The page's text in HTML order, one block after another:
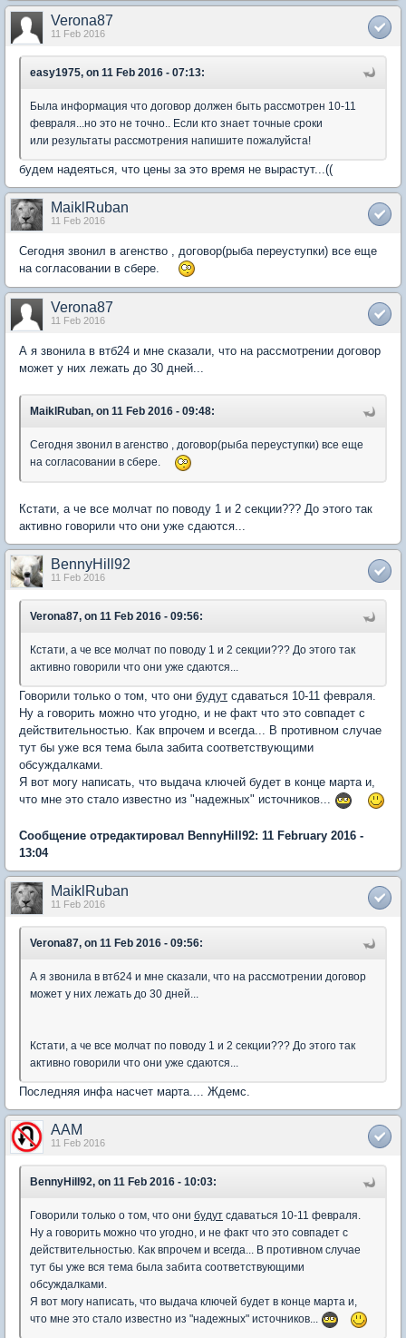
Verona87
11 Feb 2016
easy1975, on 11 Feb 2016 - 07:13:
Была информация что договор должен быть рассмотрен 10-11
февраля...но это не точно.. Если кто знает точные сроки
или результаты рассмотрения напишите пожалуйста!
будем надеяться, что цены за это время не вырастут...((
MaiklRuban
11 Feb 2016
Сегодня звонил в агенство , договор(рыба переуступки) все еще
на согласовании в сбере.
Verona87
11 Feb 2016
А я звонила в втб24 и мне сказали, что на рассмотрении договор
может у них лежать до 30 дней...
MaiklRuban, on 11 Feb 2016 - 09:48:
Сегодня звонил в агенство , договор(рыба переуступки) все еще
на согласовании в сбере.
Кстати, а че все молчат по поводу 1 и 2 секции??? До этого так
активно говорили что они уже сдаются...
BennyHill92
11 Feb 2016
Verona87, on 11 Feb 2016 - 09:56:
Кстати, а че все молчат по поводу 1 и 2 секции??? До этого так
активно говорили что они уже сдаются...
Говорили только о том, что они будут сдаваться 10-11 февраля.
Ну а говорить можно что угодно, и не факт что это совпадет с
действительностью. Как впрочем и всегда... В противном случае
тут бы уже вся тема была забита соответствующими
обсуждалками.
Я вот могу написать, что выдача ключей будет в конце марта и,
что мне это стало известно из "надежных" источников...
Сообщение отредактировал BennyHill92: 11 February 2016 -
13:04
MaiklRuban
11 Feb 2016
Verona87, on 11 Feb 2016 - 09:56:
А я звонила в втб24 и мне сказали, что на рассмотрении договор
может у них лежать до 30 дней...
Кстати, а че все молчат по поводу 1 и 2 секции??? До этого так
активно говорили что они уже сдаются...
Последняя инфа насчет марта.... Ждемс.
AAM
11 Feb 2016
BennyHill92, on 11 Feb 2016 - 10:03:
Говорили только о том, что они будут сдаваться 10-11 февраля.
Ну а говорить можно что угодно, и не факт что это совпадет с
действительностью. Как впрочем и всегда... В противном случае
тут бы уже вся тема была забита соответствующими
обсуждалками.
Я вот могу написать, что выдача ключей будет в конце марта и,
что мне это стало известно из "надежных" источников...